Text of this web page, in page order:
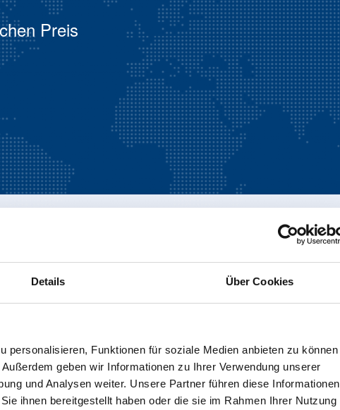
Details Über Cookies
personalisieren, Funktionen für soziale Medien anbieten zu können
geben wir Informationen zu Ihrer Verwendung unserer
und Analysen weiter. Unsere Partner führen diese Informationen
ihnen bereitgestellt haben oder die sie im Rahmen Ihrer Nutzung
Preis